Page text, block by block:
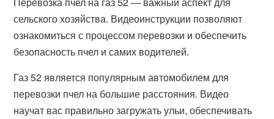
сельского хозяйства. Видеоинструкции позволяют
ознакомиться с процессом перевозки и обеспечить
безопасность пчел и самих водителей.
Газ 52 является популярным автомобилем для
перевозки пчел на большие расстояния. Видео
научат вас правильно загружать ульи, обеспечивать